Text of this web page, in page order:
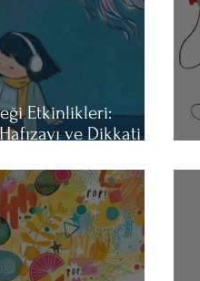
Etkinlikleri:
ve Dikkati